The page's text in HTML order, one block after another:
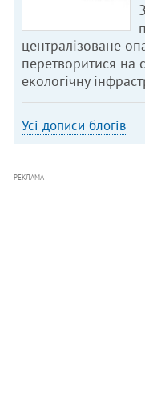
централізоване
перетворитися на
екологічну
Усі дописи блогів
РЕКЛАМА